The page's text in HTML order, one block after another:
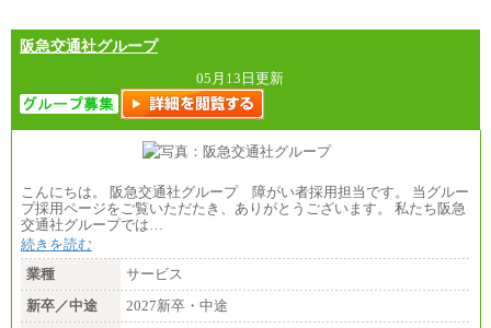
阪急交通社グループ
05月13日更新
こんにちは。 阪急交通社グループ 障がい者採用担当です。 当グルー
プ採用ページをご覧いただたき、ありがとうございます。 私たち阪急
交通社グループでは…
続きを読む
業種
サービス
新卒／中途
2027新卒・中途